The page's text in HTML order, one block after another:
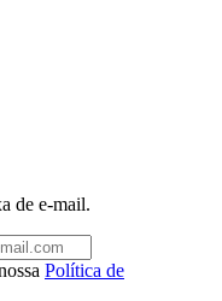
de e-mail.
Política de